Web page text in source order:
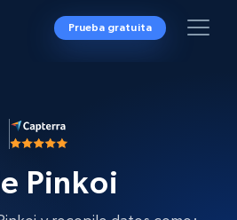
Prueba gratuita
Pinkoi